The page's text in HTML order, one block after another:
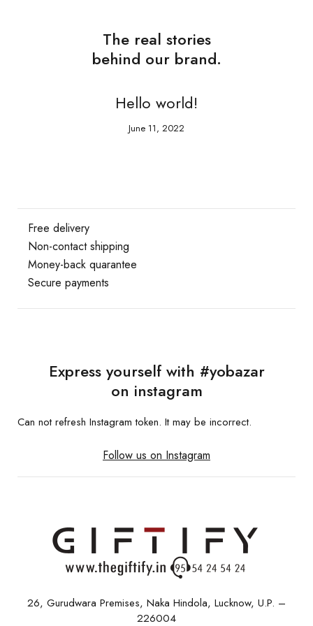
The real stories
behind our brand.
Hello world!
June 11, 2022
Free delivery
Non-contact shipping
Money-back quarantee
Secure payments
Express yourself with #yobazar
on instagram
Can not refresh Instagram token. It may be incorrect.
Follow us on Instagram
26, Gurudwara Premises, Naka Hindola, Lucknow, U.P. –
226004